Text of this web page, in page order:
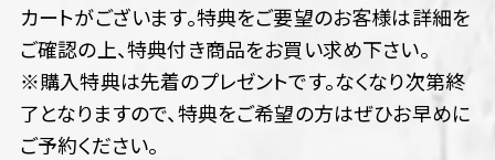
カートがございます。特典をご要望のお客様は詳細を
ご確認の上、特典付き商品をお買い求め下さい。
※購入特典は先着のプレゼントです。なくなり次第終
了となりますので、特典をご希望の方はぜひお早めに
ご予約ください。